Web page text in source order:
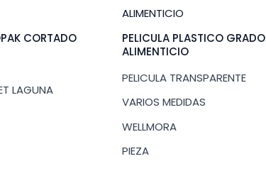
CORTADO
LAGUNA
PELICULA PLASTICO GRADO
ALIMENTICIO
PELICULA TRANSPARENTE
VARIOS MEDIDAS
WELLMORA
PIEZA